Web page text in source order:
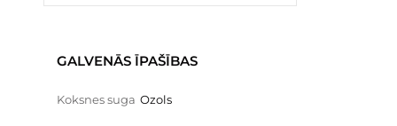
GALVENĀS ĪPAŠĪBAS
Koksnes suga Ozols